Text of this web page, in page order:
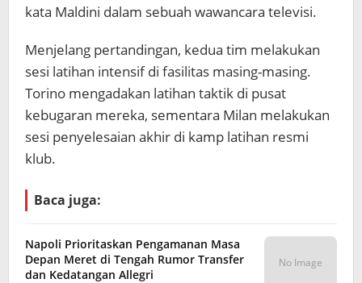
kata Maldini dalam sebuah wawancara televisi.
Menjelang pertandingan, kedua tim melakukan
sesi latihan intensif di fasilitas masing-masing.
Torino mengadakan latihan taktik di pusat
kebugaran mereka, sementara Milan melakukan
sesi penyelesaian akhir di kamp latihan resmi
klub.
Baca juga:
Napoli Prioritaskan Pengamanan Masa
Depan Meret di Tengah Rumor Transfer
dan Kedatangan Allegri
No Image